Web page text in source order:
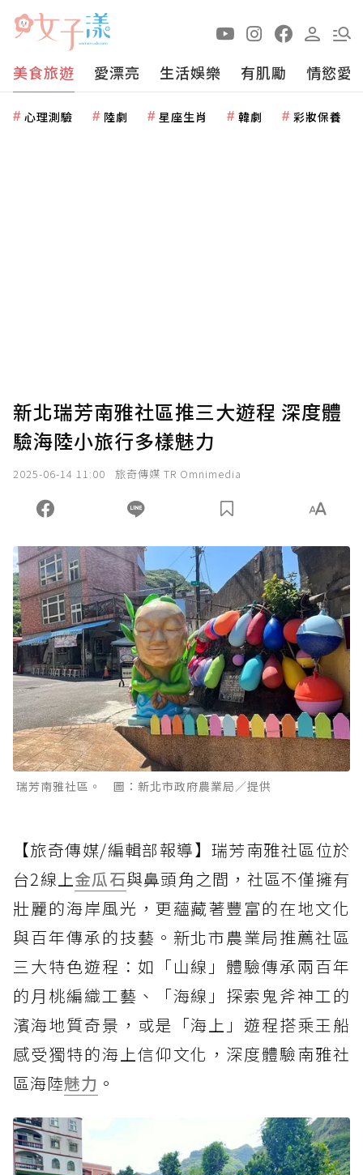
美食旅遊 愛漂亮 生活娛樂 有肌勵 情慾愛
心理測驗 陸劇 星座生肖 韓劇 彩妝保養
新北瑞芳南雅社區推三大遊程 深度體
驗海陸小旅行多樣魅力
2025-06-14 11:00 旅奇傳媒 TR Omnimedia
瑞芳南雅社區。 圖：新北市政府農業局／提供
【旅奇傳媒/編輯部報導】瑞芳南雅社區位於
台2線上金瓜石與鼻頭角之間，社區不僅擁有
壯麗的海岸風光，更蘊藏著豐富的在地文化
與百年傳承的技藝。新北市農業局推薦社區
三大特色遊程：如「山線」體驗傳承兩百年
的月桃編織工藝、「海線」探索鬼斧神工的
濱海地質奇景，或是「海上」遊程搭乘王船
感受獨特的海上信仰文化，深度體驗南雅社
區海陸魅力 。